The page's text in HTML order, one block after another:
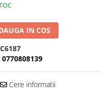
IN COS
C6187
0770808139
Cere informatii